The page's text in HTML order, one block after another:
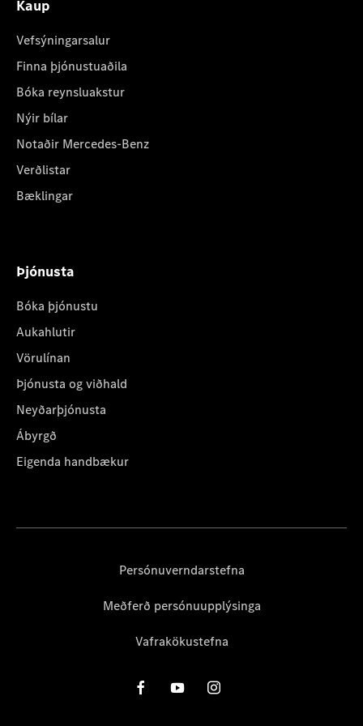
Kaup
Vefsýningarsalur
Finna þjónustuaðila
Bóka reynsluakstur
Nýir bílar
Notaðir Mercedes-Benz
Verðlistar
Bæklingar
Þjónusta
Bóka þjónustu
Aukahlutir
Vörulínan
Þjónusta og viðhald
Neyðarþjónusta
Ábyrgð
Eigenda handbækur
Persónuverndarstefna
Meðferð persónuupplýsinga
Vafrakökustefna